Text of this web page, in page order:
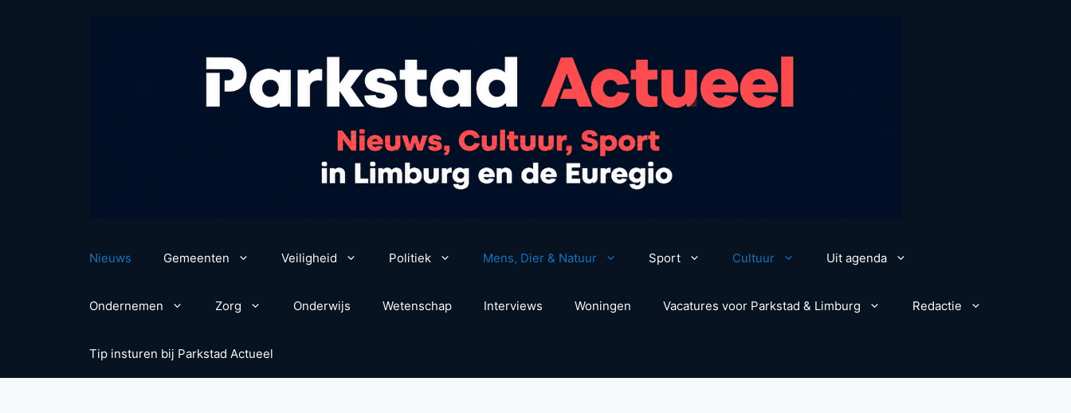
Nieuws Gemeenten Veiligheid Politiek Mens, Dier & Natuur Sport Cultuur Uit agenda
Ondernemen Zorg Onderwijs Wetenschap Interviews Woningen Vacatures voor Parkstad & Limburg Redactie
Tip insturen bij Parkstad Actueel